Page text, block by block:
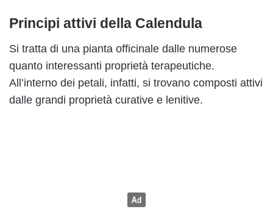
Principi attivi della Calendula
Si tratta di una pianta officinale dalle numerose
quanto interessanti proprietà terapeutiche.
All’interno dei petali, infatti, si trovano composti attivi
dalle grandi proprietà curative e lenitive.